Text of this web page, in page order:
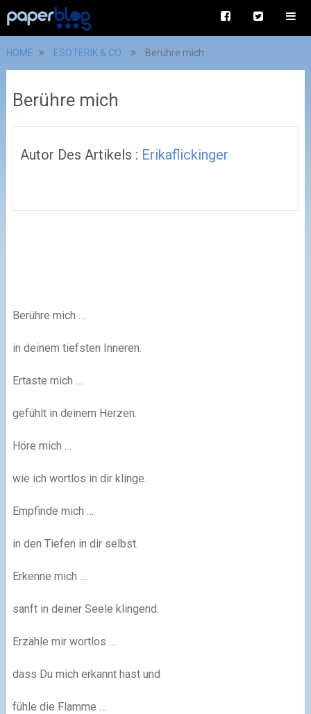
HOME ESOTERIK & CO Berühre mich
Berühre mich
Autor Des Artikels : Erikaflickinger
Berühre mich …
in deinem tiefsten Inneren.
Ertaste mich …
gefühlt in deinem Herzen.
Höre mich …
wie ich wortlos in dir klinge.
Empfinde mich …
in den Tiefen in dir selbst.
Erkenne mich …
sanft in deiner Seele klingend.
Erzähle mir wortlos …
dass Du mich erkannt hast und
fühle die Flamme …